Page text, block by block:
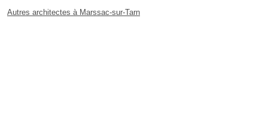
Autres architectes à Marssac-sur-Tarn